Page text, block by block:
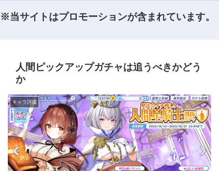
※当サイトはプロモーションが含まれています。
人間ピックアップガチャは追うべきかどう
か
キャラ評価